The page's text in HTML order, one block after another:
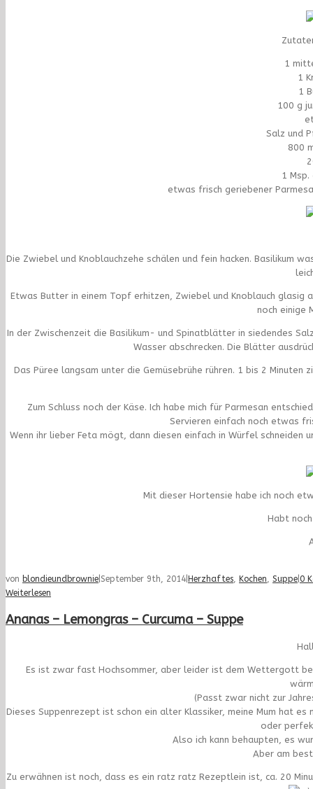
1
1
1
100 g
Salz und
800
1 Msp.
etwas frisch geriebener
Die Zwiebel und Knoblauchzehe schälen und fein hacken. Basilikum
Etwas Butter in einem Topf erhitzen, Zwiebel und Knoblauch glasig
noch einige
In der Zwischenzeit die Basilikum- und Spinatblätter in siedendes
Wasser abschrecken. Die Blätter
Das Püree langsam unter die Gemüsebrühe rühren. 1 bis 2 Minuten
Zum Schluss noch der Käse. Ich habe mich für Parmesan
Servieren einfach noch etwas
Wenn ihr lieber Feta mögt, dann diesen einfach in Würfel schneiden
Mit dieser Hortensie habe ich noch
Habt
von blondieundbrownie September 9th, 2014 Herzhaftes, Kochen, Suppe 0
Weiterlesen
Ananas – Lemongras – Curcuma – Suppe
Es ist zwar fast Hochsommer, aber leider ist dem Wettergott
(Passt zwar nicht zur
Dieses Suppenrezept ist schon ein alter Klassiker, meine Mum hat
oder
Also ich kann behaupten, es
Aber am
Zu erwähnen ist noch, dass es ein ratz ratz Rezeptlein ist, ca. 20